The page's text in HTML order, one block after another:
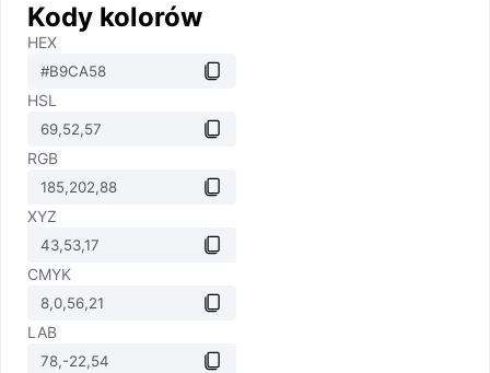
Kody kolorów
HEX
HSL
RGB
XYZ
CMYK
LAB